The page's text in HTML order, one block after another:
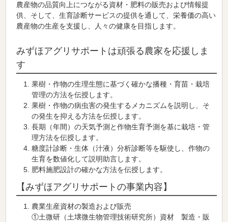
農産物の品質向上につながる資材・肥料の販売および情報提
供、そして、生育診断サービスの提供を通して、栄養価の高い
農産物の生産を支援し、人々の健康を目指します。
みずほアグリサポートは頑張る農家を応援しま
す
果樹・作物の生理生態に基づく確かな播種・育苗・栽培
管理の方法を伝授します。
果樹・作物の病虫害の発生するメカニズムを説明し、そ
の発生を抑える方法を伝授します。
長期（年間）の天気予測と作物生育予測を基に栽培・管
理方法を伝授します。
糖度計診断・生体（汁液）分析診断等を駆使し、作物の
生育を数値化して説明助言します。
肥料施肥設計の確かな方法を伝授します。
【みずほアグリサポートの事業内容】
農業生産資材の製造および販売
①土微研（土壌微生物管理技術研究所）資材 製造・販